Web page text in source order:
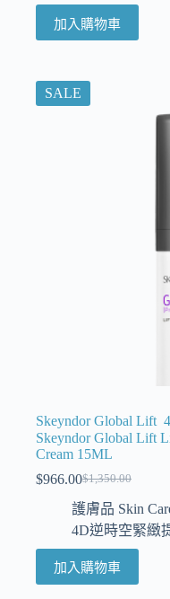
加入購物車
SALE
Skeyndor Global Lift
Skeyndor Global Lift
Cream 15ML
$1,350.00
$966.00
護膚品 Skin
4D逆時空緊緻
加入購物車